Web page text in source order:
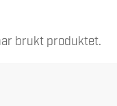
brukt produktet.